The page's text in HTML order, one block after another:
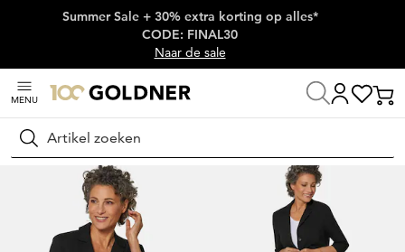
Skip naar hoofdinhoud
Summer Sale + 30% extra korting op alles*
CODE: FINAL30
Naar de sale
MENU
Zoeken
Thuis Damesmode